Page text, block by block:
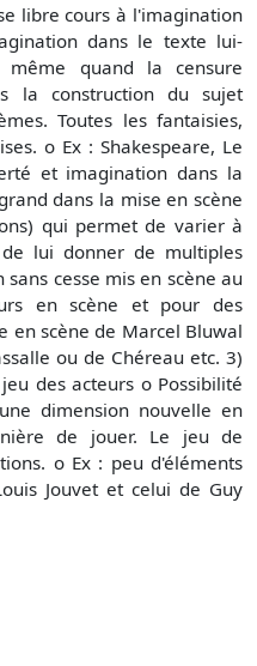
libre cours à l'imagination
dans le texte lui-
quand la censure
la construction du sujet
Toutes les fantaisies,
o Ex : Shakespeare, Le
et imagination dans la
dans la mise en scène
qui permet de varier à
lui donner de multiples
cesse mis en scène au
en scène et pour des
en scène de Marcel Bluwal
ou de Chéreau etc. 3)
des acteurs o Possibilité
dimension nouvelle en
de jouer. Le jeu de
o Ex : peu d'éléments
Jouvet et celui de Guy